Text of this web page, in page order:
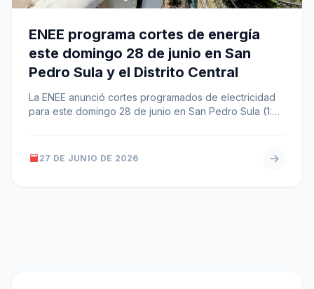
ENEE programa cortes de energía
este domingo 28 de junio en San
Pedro Sula y el Distrito Central
La ENEE anunció cortes programados de electricidad
para este domingo 28 de junio en San Pedro Sula (1:00
27 DE JUNIO DE 2026